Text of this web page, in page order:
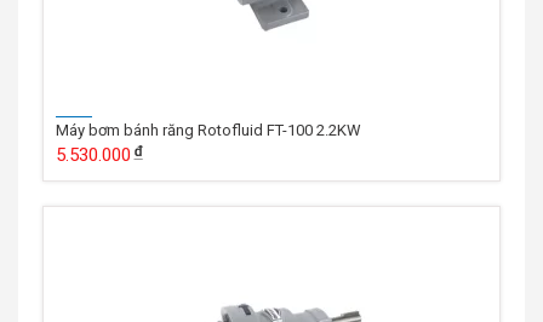
Máy bơm bánh răng Rotofluid FT-100 2.2KW
5.530.000